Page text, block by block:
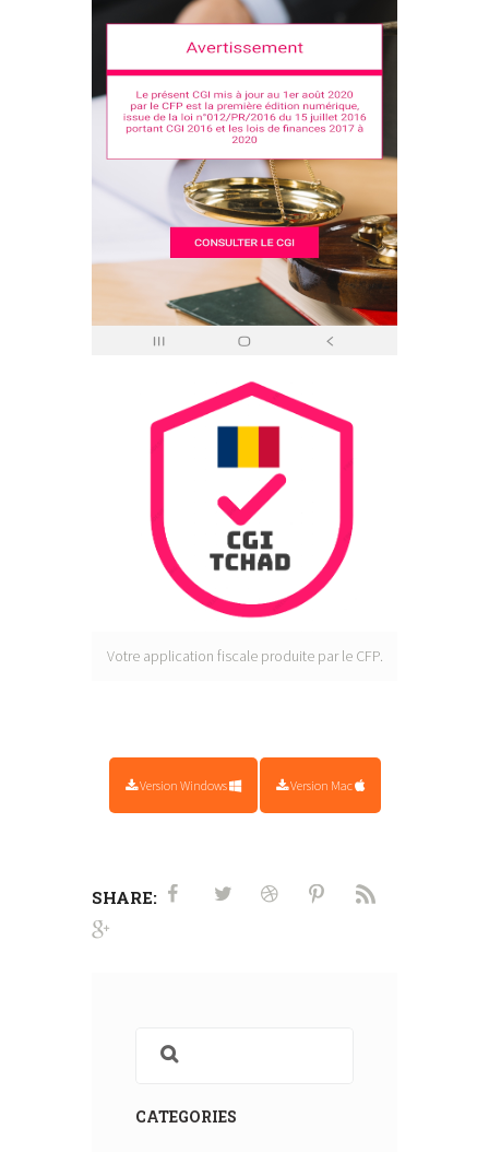
Votre application fiscale produite par le CFP.
Version Windows Version Mac
SHARE:
CATEGORIES